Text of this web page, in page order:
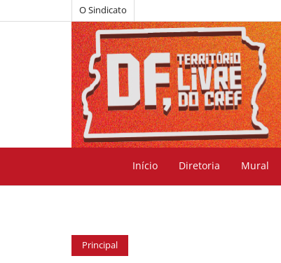
O Sindicato
Início Diretoria Mural
Principal